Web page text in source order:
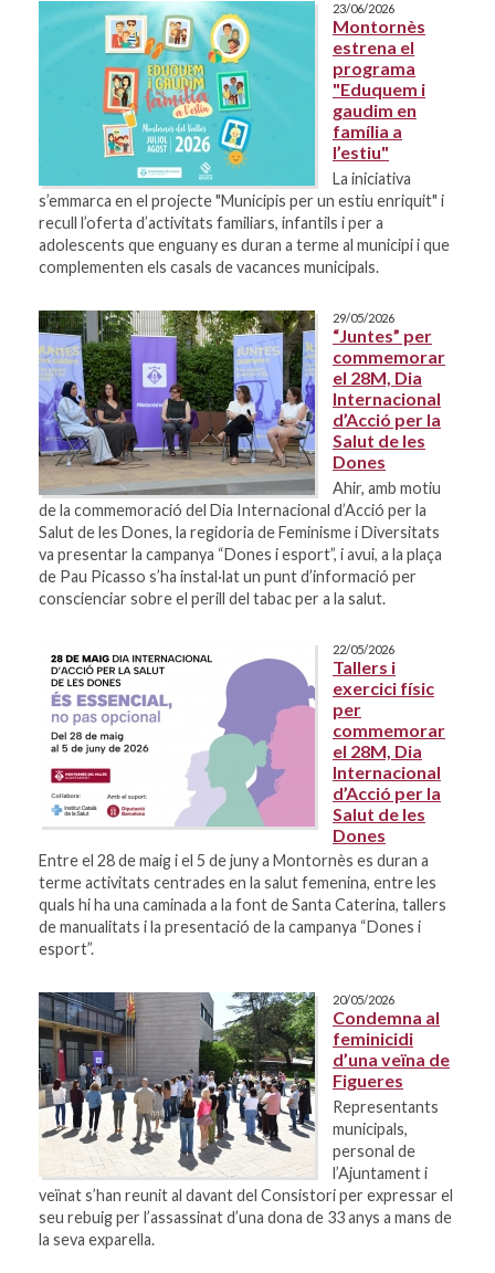
23/06/2026
Montornès
estrena el
programa
"Eduquem i
gaudim en
família a
l’estiu"
La iniciativa
s’emmarca en el projecte "Municipis per un estiu enriquit" i
recull l’oferta d’activitats familiars, infantils i per a
adolescents que enguany es duran a terme al municipi i que
complementen els casals de vacances municipals.
29/05/2026
“Juntes” per
commemorar
el 28M, Dia
Internacional
d’Acció per la
Salut de les
Dones
Ahir, amb motiu
de la commemoració del Dia Internacional d’Acció per la
Salut de les Dones, la regidoria de Feminisme i Diversitats
va presentar la campanya “Dones i esport”, i avui, a la plaça
de Pau Picasso s’ha instal·lat un punt d’informació per
conscienciar sobre el perill del tabac per a la salut.
22/05/2026
Tallers i
exercici físic
per
commemorar
el 28M, Dia
Internacional
d’Acció per la
Salut de les
Dones
Entre el 28 de maig i el 5 de juny a Montornès es duran a
terme activitats centrades en la salut femenina, entre les
quals hi ha una caminada a la font de Santa Caterina, tallers
de manualitats i la presentació de la campanya “Dones i
esport”.
20/05/2026
Condemna al
feminicidi
d’una veïna de
Figueres
Representants
municipals,
personal de
l’Ajuntament i
veïnat s’han reunit al davant del Consistori per expressar el
seu rebuig per l’assassinat d’una dona de 33 anys a mans de
la seva exparella.